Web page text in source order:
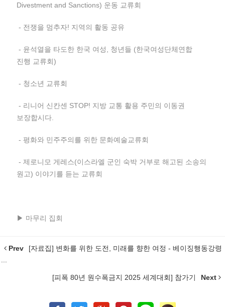
Divestment and Sanctions) 운동 교류회
- 전쟁을 멈추자! 지역의 활동 공유
- 윤석열을 타도한 한국 여성, 청년들 (한국여성단체연합
진행 교류회)
- 청소년 교류회
- 리니어 신칸센 STOP! 지방 교통 활용 주민의 이동권
보장합시다.
- 평화와 민주주의를 위한 문화예술교류회
- 제로니모 게레스(이스라엘 군인 숙박 거부로 해고된 소송의
원고) 이야기를 듣는 교류회
▶ 마무리 집회
Prev
[자료집] 변화를 위한 도전, 미래를 향한 여정 - 베이징행동강령
[피폭 80년 원수폭금지 2025 세계대회] 참가기 Next